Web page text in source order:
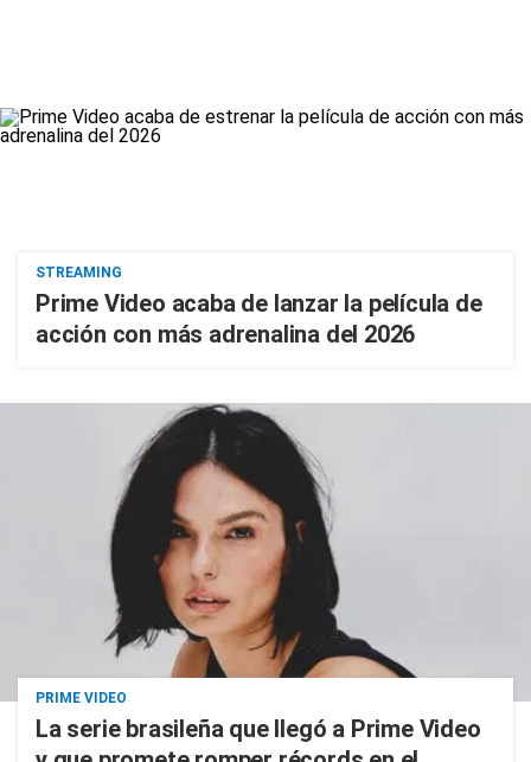
STREAMING
Prime Video acaba de lanzar la película de
acción con más adrenalina del 2026
PRIME VIDEO
La serie brasileña que llegó a Prime Video